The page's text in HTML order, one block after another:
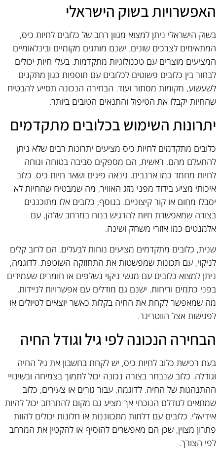
האפשרויות בשוק הישראלי
בשוק הישראלי ניתן למצוא מגוון רחב של כלובים לחיות כיס,
המתאימים לצרכים שונים. ישנם מותגים מקומיים ובינלאומיים
המציעים מוצרים עם טכנולוגיות מתקדמות. בעלי חיות יכולים
לבחור בין כלובים פשוטים לכלובים עם תוספות כגון מתקנים
לשעשוע, מקומות מסתור ועוד. הבחירה הנכונה תסייע להבטיח
שהחיות יקבלו את הטיפול והתנאים הטובים ביותר.
יתרונות השימוש בכלובים מתקדמים
כלובים מתקדמים לחיות כיס מציעים יתרונות רבים שלא ניתן
להתעלם מהם. ראשית, הם מספקים סביבה בטוחה ונוחה
לחיות מחמד כמו ארנבים, גינאה פיגים ושאר חיות כיס. כלוב
איכותי מציע בידוד מפני מזג האוויר, מה שמבטיח שהחיות לא
יסבלו מחום או קור קיצוניים. בנוסף, כלובים אלו מתוכננים
בצורה שמאפשרת חיות להרגיש בנוח במרחב שלהן, עם
אלמנטים כמו אזורי משחק ושינה.
שנית, כלובים מתקדמים מציעים נוחות לבעלים. הם לרוב קלים
לניקוי, עם תכונות שמפשטות את התחזוקה השוטפת. לדוגמה,
ניתן למצוא כלובים עם מגשי ניקוי נשלפים או חומרים שעמידים
בפני כתמים וריחות. ישנם גם מודלים עם אפשרויות לניידות,
מה שמאפשר לקחת את החיה בקלות כאשר יוצאים לטיולים או
לפגישות אצל הווטרינר.
הבחירה הנכונה לפי גיל וגודל החיה
בעת רכישת כלוב לחיות כיס, יש לקחת בחשבון את גיל החיה
וגודלה. כלוב שנבחר בצורה נכונה יכול לתמוך בצמיחה ובשינויי
ההתנהגות של החיה. לדוגמה, עבור גורים או צעירים, כלוב
שמתאים לגודלם הנוכחי אך מציע גם מקום להתרחב יכול להיות
אידיאלי. כלובים עם דלתות מתכווננות או חלונות יכולים להוות
פתרון מצוין, שכן הם מאפשרים להוסיף או להקטין את המרחב
לפי הצורך.